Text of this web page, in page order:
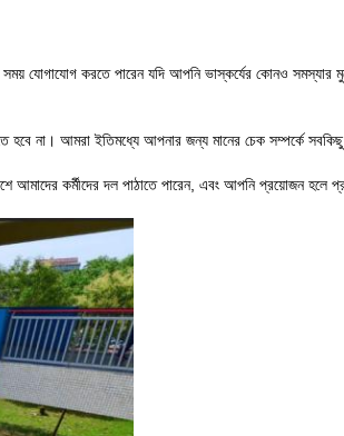
যোগাযোগ করতে পারেন যদি আপনি ভাস্কর্যের কোনও
হবে না। আমরা ইতিমধ্যে আপনার জন্য মানের চেক সম্পর্কে
কর্মীদের দল পাঠাতে পারেন, এবং আপনি প্রয়োজন হলে